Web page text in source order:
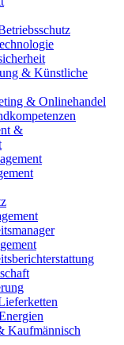
& Künstliche
& Onlinehandel
&
Kaufmännisch